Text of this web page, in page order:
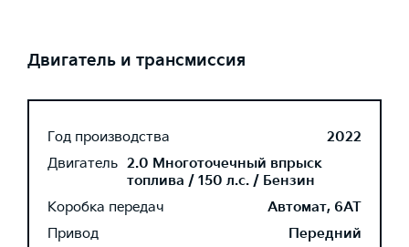
Двигатель и трансмиссия
Год производства
2022
Двигатель 2.0 Многоточечный впрыск
топлива / 150 л.с. / Бензин
Коробка передач
Автомат, 6AT
Привод
Передний